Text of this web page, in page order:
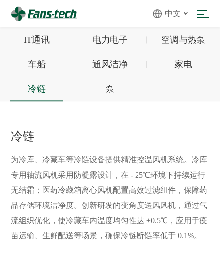
中文
IT通讯 电力电子 空调与热泵
车船 通风洁净 家电
冷链 泵
冷链
为冷库、冷藏车等冷链设备提供精准控温风机系统。冷库
专用轴流风机采用防凝露设计，在 - 25℃环境下持续运行
无结霜；医药冷藏箱离心风机配置高效过滤组件，保障药
品存储环境洁净度。创新研发的变角度送风风机，通过气
流组织优化，使冷藏车内温度均匀性达 ±0.5℃，应用于疫
苗运输、生鲜配送等场景，确保冷链断链率低于 0.1%。